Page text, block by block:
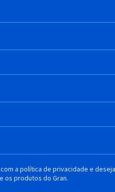
a política de privacidade e
os produtos do Gran.